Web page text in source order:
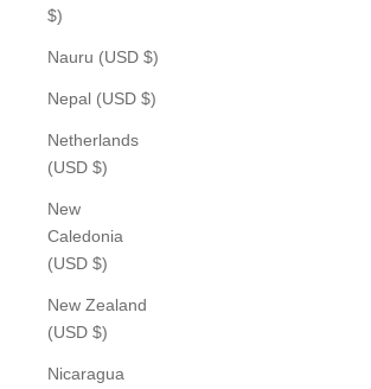
$)
Nauru (USD $)
Nepal (USD $)
Netherlands
(USD $)
New
Caledonia
(USD $)
New Zealand
(USD $)
Nicaragua